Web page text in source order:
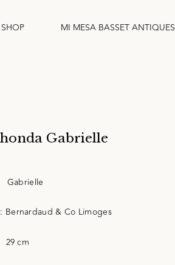
SHOP MI MESA BASSET ANTIQUES
Gabrielle
Gabrielle
Bernardaud & Co Limoges
29 cm